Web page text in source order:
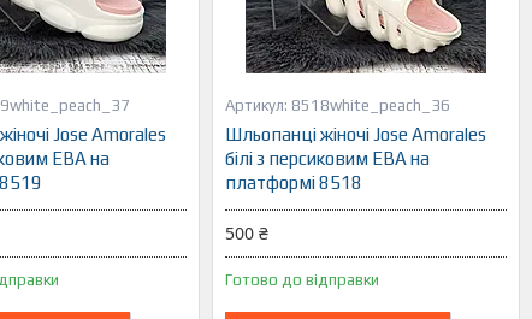
Jose Amorales
ЕВА на
8518white_peach_36
Шльопанці жіночі Jose Amorales
білі з персиковим ЕВА на
платформі 8518
500 ₴
Готово до відправки